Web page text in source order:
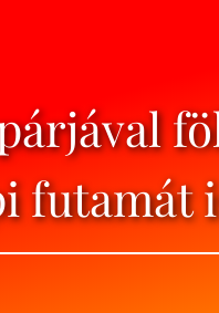
futamát